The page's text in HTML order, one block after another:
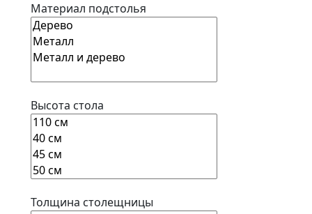
Материал подстолья
Высота стола
Толщина столещницы